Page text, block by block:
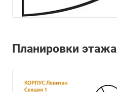
Планировки этажа